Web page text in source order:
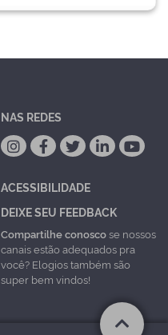
NAS REDES
ACESSIBILIDADE
DEIXE SEU FEEDBACK
Compartilhe conoscose nossos
canais estão adequados pra
você? Elogios também são
super bem vindos!